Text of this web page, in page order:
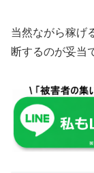
当然ながら稼げ
断するのが妥当